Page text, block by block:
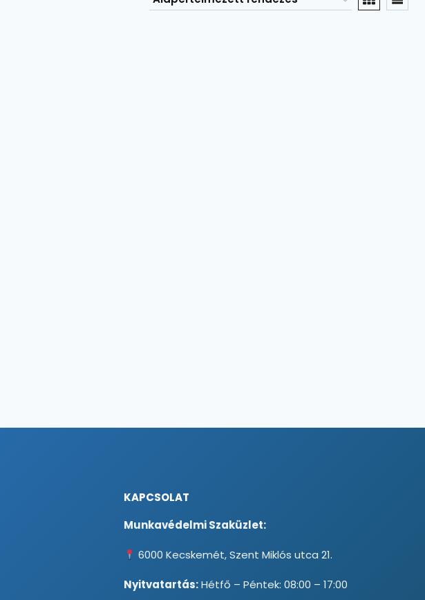
KAPCSOLAT
Munkavédelmi Szaküzlet:
6000 Kecskemét, Szent Miklós utca 21.
Nyitvatartás:Hétfő – Péntek: 08:00 – 17:00